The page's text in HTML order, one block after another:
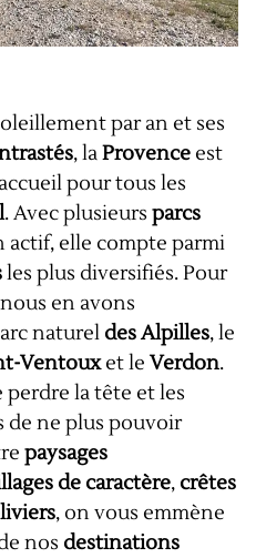
par an et ses
, laProvence est
pour tous les
. Avec plusieurs parcs
actif, elle compte parmi
les plus diversifiés. Pour
en avons
naturel des Alpilles, le
Ventouxet le Verdon.
perdre la tête et les
de ne plus pouvoir
paysages
de caractère, crêtes
, on vous emmène
nos destinations